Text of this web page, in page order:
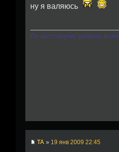
ну я валяюсь
По-настоящему добрым
TA » 19 янв 2009 22:45